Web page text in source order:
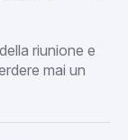
riunione e
mai un